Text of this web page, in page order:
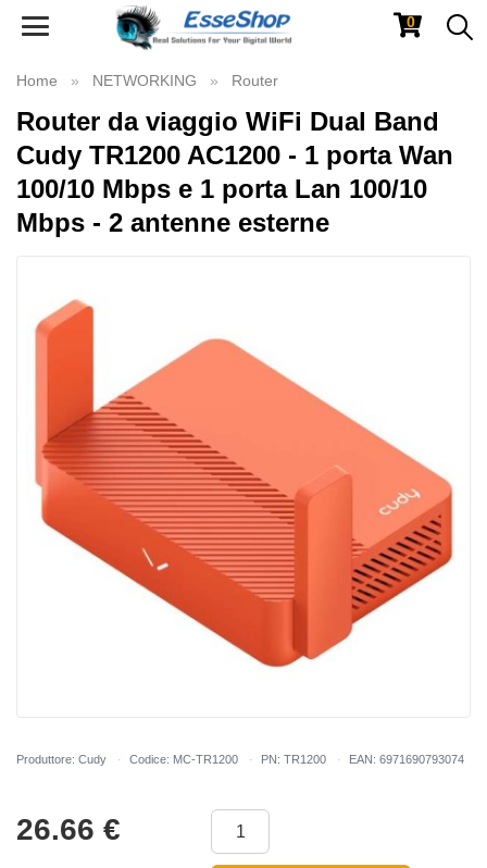
Toggle
0
Home NETWORKING Router
Router da viaggio WiFi Dual Band
Cudy TR1200 AC1200 - 1 porta Wan
100/10 Mbps e 1 porta Lan 100/10
Mbps - 2 antenne esterne
Produttore: Cudy Codice: MC-TR1200 PN: TR1200 EAN: 6971690793074
26.66 €